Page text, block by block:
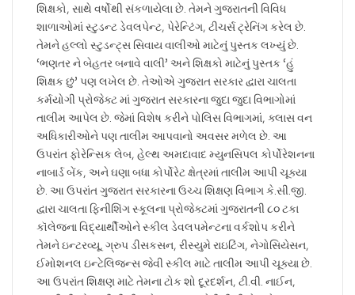
શિક્ષકો, સાથે વર્ષોથી સંકળાયેલા છે. તેમને ગુજરાતની વિવિધ
શાળાઓમાં સ્ટુડન્ટ ડેવલપેન્ટ, પેરેન્ટિંગ, ટીચર્સ ટ્રેનિંગ કરેલ છે.
તેમને હલ્લો સ્ટુડન્ટ્સ સિવાય વાલીઓ માટેનું પુસ્તક લખ્યું છે.
‘ભણતર ને બેહતર બનાવે વાલી’ અને શિક્ષકો માટેનું પુસ્તક ‘હું
શિક્ષક છું’ પણ લખેલ છે. તેઓએ ગુજરાત સરકાર દ્વારા ચાલતા
કર્મયોગી પ્રોજેક્ટ માં ગુજરાત સરકારના જુદા જુદા વિભાગોમાં
તાલીમ આપેલ છે. જેમાં વિશેષ કરીને પોલિસ વિભાગમાં, ક્લાસ વન
અધિકારીઓને પણ તાલીમ આપવાનો અવસર મળેલ છે. આ
ઉપરાંત ફોરેન્સિક લેબ, હેલ્થ અમદાવાદ મ્યુનસિપલ કોર્પોરેશનના
નાબાર્ડ બેંક, અને ઘણા બધા કોર્પોરેટ ક્ષેત્રમાં તાલીમ આપી ચૂક્યા
છે. આ ઉપરાંત ગુજરાત સરકારના ઉચ્ચ શિક્ષણ વિભાગ કે.સી.જી.
દ્વારા ચાલતા ફિનીશિંગ સ્કૂલના પ્રોજેક્ટમાં ગુજરાતની ૮૦ ટકા
કૉલેજના વિદ્યાર્થીઓને સ્કીલ ડેવલપમેન્ટના વર્કશોપ કરીને
તેમને ઇન્ટરવ્યૂ, ગ્રુપ ડીસકસન, રીસ્યુમે રાઇટિંગ, નેગોસિયેસન,
ઈમોશનલ ઇન્ટેલિજન્સ જેવી સ્કીલ માટે તાલીમ આપી ચૂક્યા છે.
આ ઉપરાંત શિક્ષણ માટે તેમના ટોક શો દૂરદર્શન, ટી.વી. નાઈન,